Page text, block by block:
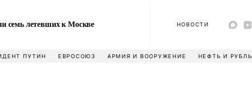
семь летевших к Москве
НОВОСТИ
ПУТИН ЕВРОСОЮЗ АРМИЯ И ВООРУЖЕНИЕ НЕФТЬ И РУБЛЬ